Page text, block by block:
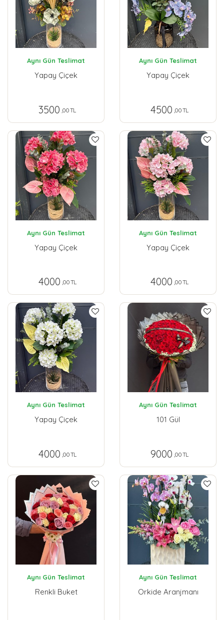
Aynı Gün Teslimat
Yapay Çiçek
3500 ,00 TL
Aynı Gün Teslimat
Yapay Çiçek
4500 ,00 TL
Aynı Gün Teslimat
Yapay Çiçek
4000 ,00 TL
Aynı Gün Teslimat
Yapay Çiçek
4000 ,00 TL
Aynı Gün Teslimat
Yapay Çiçek
4000 ,00 TL
Aynı Gün Teslimat
101 Gül
9000 ,00 TL
Aynı Gün Teslimat
Renkli Buket
Aynı Gün Teslimat
Orkide Aranjmanı